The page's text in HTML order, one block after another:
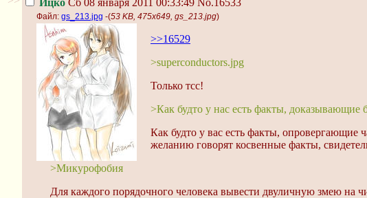
Ицко Сб 08 января 2011 00:33:49 No.16533
Файл: gs_213.jpg -(53 KB, 475x649, gs_213.jpg)
>>16529
>superconductors.jpg
Только тсс!
>Как будто у нас есть факты, доказывающие
Как будто у вас есть факты, опровергающие
желанию говорят косвенные факты,
>Микурофобия
Для каждого порядочного человека вывести двуличную змею на